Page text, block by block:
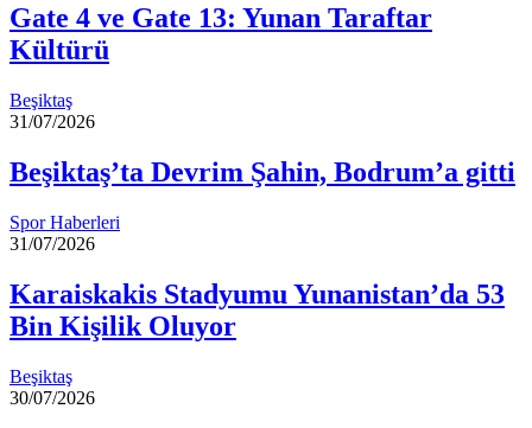
Gate 4 ve Gate 13: Yunan Taraftar
Kültürü
Beşiktaş
31/07/2026
Beşiktaş’ta Devrim Şahin, Bodrum’a gitti
Spor Haberleri
31/07/2026
Karaiskakis Stadyumu Yunanistan’da 53
Bin Kişilik Oluyor
Beşiktaş
30/07/2026